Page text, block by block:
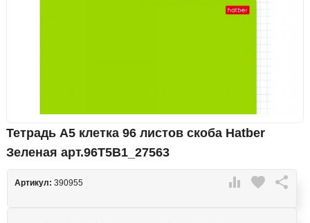
Тетрадь А5 клетка 96 листов скоба Hatber
Зеленая арт.96Т5В1_27563
 favorite 
Артикул: 390955